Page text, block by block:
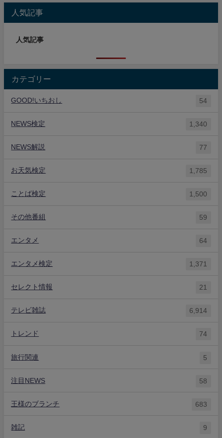
人気記事
人気記事
カテゴリー
GOOD!いちおし 54
NEWS検定 1,340
NEWS解説 77
お天気検定 1,785
ことば検定 1,500
その他番組 59
エンタメ 64
エンタメ検定 1,371
セレクト情報 21
テレビ雑誌 6,914
トレンド 74
旅行関連 5
注目NEWS 58
王様のブランチ 683
雑記 9